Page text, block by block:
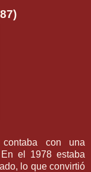
con una
el 1978 estaba
lo que convirtió